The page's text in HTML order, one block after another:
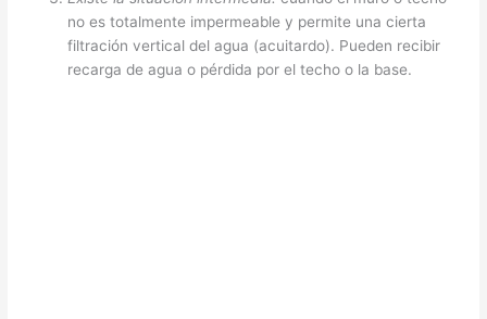
no es totalmente impermeable y permite una cierta
filtración vertical del agua (acuitardo). Pueden recibir
recarga de agua o pérdida por el techo o la base.